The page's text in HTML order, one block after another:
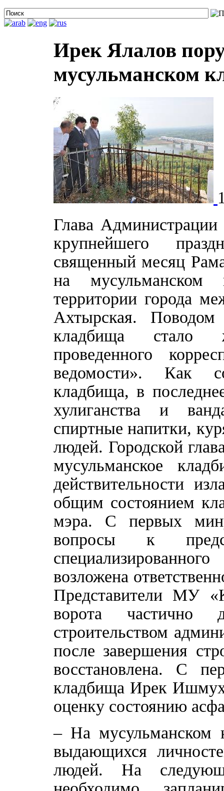
Ирек Ялалов
мусульманском
Глава
крупнейшего
священный месяц
на мусульманском
территории города
Ахтырская. Поводом
кладбища стало
проведенного
ведомости». Как
кладбища, в
хулиганства и
спиртные напитки,
людей. Городской
мусульманское
действительности
общим состоянием
мэра. С первых
вопросы к
возложена
Представители МУ
ворота частично
строительством
после завершения
восстановлена. С
кладбища Ирек
оценку состоянию
– На мусульманском
выдающихся
людей. На